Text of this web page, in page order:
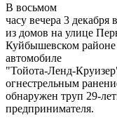
В восьмом
часу вечера 3 декабря
из домов на улице
Куйбышевском районе
автомобиле
"Тойота-Ленд-
огнестрельным
обнаружен труп 29-
предпринимателя.